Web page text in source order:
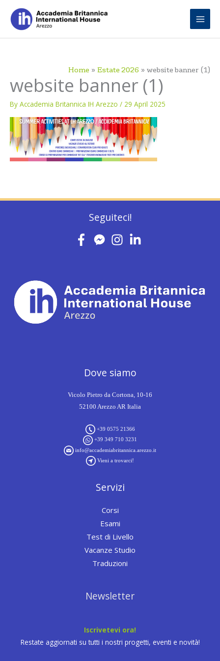
content
Home Estate 2026 website banner (1)
website banner (1)
By Accademia Britannica IH Arezzo / 29 April 2025
Seguiteci!
Dove siamo
Vicolo Pietro da Cortona, 10-16
52100 Arezzo AR Italia
+39 0575 21366
+39 349 710 3231
info@accademiabritannica.arezzo.it
Vieni a trovarci!
Servizi
Corsi
Esami
Test di Livello
Vacanze Studio
Traduzioni
Newsletter
Iscrivetevi ora!
Restate aggiornati su tutti i nostri progetti, eventi e novità!